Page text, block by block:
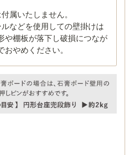
属いたしません。
などを使用しての壁掛けは
や棚板が落下し破損につなが
やめください。